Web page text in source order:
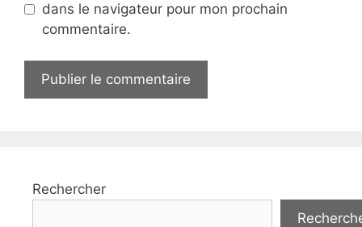
dans le navigateur pour mon prochain
commentaire.
Rechercher